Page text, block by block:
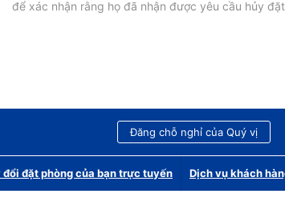
để xác nhận rằng họ đã nhận được yêu cầu hủy
Đăng chỗ nghỉ của Quý vị
đổi đặt phòng của bạn trực tuyến Dịch vụ khách